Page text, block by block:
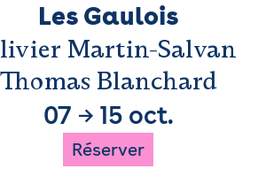
Les Gaulois
Martin-Salvan
Thomas Blanchard
07 → 15 oct.
Réserver